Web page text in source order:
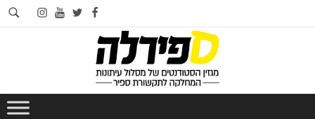
facebook
twitter
youtube
instagram